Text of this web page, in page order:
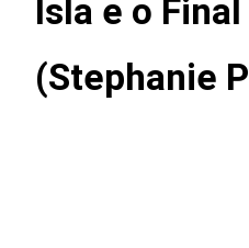
Isla e o
(Stephanie